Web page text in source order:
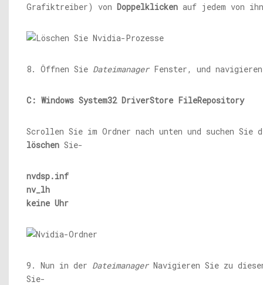
Grafiktreiber) von Doppelklicken auf jedem von
8. Öffnen Sie DateimanagerFenster, und
C: Windows System32 DriverStore FileRepository
Scrollen Sie im Ordner nach unten und suchen Sie
löschen Sie-
nvdsp.inf
nv_lh
keine Uhr
9. Nun in der DateimanagerNavigieren Sie zu
Sie-